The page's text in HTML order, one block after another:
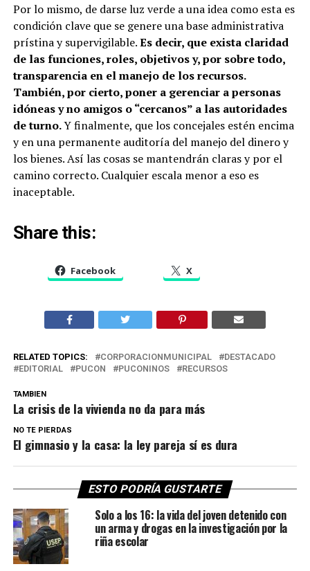
Por lo mismo, de darse luz verde a una idea como esta es
condición clave que se genere una base administrativa
prístina y supervigilable.Es decir, que exista claridad
de las funciones, roles, objetivos y, por sobre todo,
transparencia en el manejo de los recursos.
También, por cierto, poner a gerenciar a personas
idóneas y no amigos o “cercanos” a las autoridades
de turno.Y finalmente, que los concejales estén encima
y en una permanente auditoría del manejo del dinero y
los bienes. Así las cosas se mantendrán claras y por el
camino correcto. Cualquier escala menor a eso es
inaceptable.
Share this:
Facebook X
RELATED TOPICS: CORPORACIONMUNICIPAL
DESTACADO
EDITORIAL
PUCON PUCONINOS RECURSOS
TAMBIEN
La crisis de la vivienda no da para más
NO TE PIERDAS
El gimnasio y la casa: la ley pareja sí es dura
ESTO PODRÍA GUSTARTE
Solo a los 16: la vida del joven detenido con
un arma y drogas en la investigación por la
riña escolar